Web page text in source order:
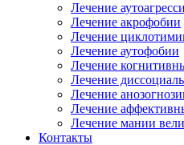
Лечение
Лечение акрофобии
Лечение
Лечение аутофобии
Лечение
Лечение
Лечение
Лечение
Лечение мании
Контакты